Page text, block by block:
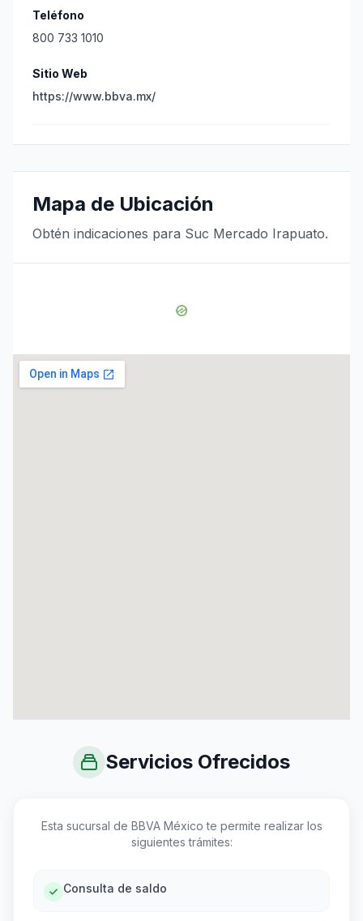
Teléfono
800 733 1010
Sitio Web
https://www.bbva.mx/
Mapa de Ubicación
Obtén indicaciones para Suc Mercado Irapuato.
Servicios Ofrecidos
Esta sucursal de BBVA México te permite realizar los
siguientes trámites:
Consulta de saldo